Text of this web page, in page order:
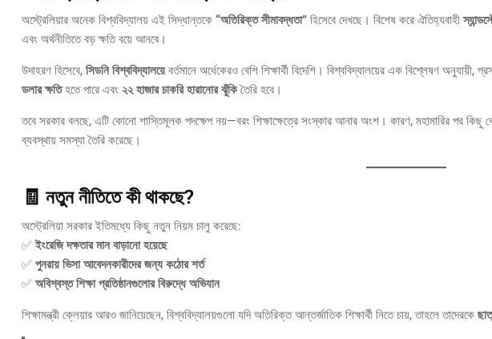
অস্ট্রেলিয়ার অনেক বিশ্ববিদ্যালয় এই সিদ্ধান্তকে “অতিরিক্ত সীমাবদ্ধতা” হিসেবে দেখছে। বিশেষ করে ঐতিহ্যবাহী
এবং অর্থনীতিতে বড় ক্ষতি বয়ে আনবে।
উদাহরণ হিসেবে, সিডনি বিশ্ববিদ্যালয়ে বর্তমানে অর্ধেকেরও বেশি শিক্ষার্থী বিদেশি। বিশ্ববিদ্যালয়ের এক বিশ্লেষণ অনুযায়ী,
ডলার ক্ষতিহতে পারে এবং ২২ হাজার চাকরি হারানোর ঝুঁকিতৈরি হবে।
তবে সরকার বলছে, এটি কোনো শাস্তিমূলক পদক্ষেপ নয়—বরং শিক্ষাক্ষেত্রে সংস্কার আনার অংশ। কারণ, মহামারির পর কিছু
ব্যবস্থায় সমস্যা তৈরি করেছে।
🧾 নতুন নীতিতে কী থাকছে?
অস্ট্রেলিয়া সরকার ইতিমধ্যে কিছু নতুন নিয়ম চালু করেছে:
✅ ইংরেজি দক্ষতার মান বাড়ানো হয়েছে
✅ পুনরায় ভিসা আবেদনকারীদের জন্য কঠোর শর্ত
✅ অবিশ্বস্ত শিক্ষা প্রতিষ্ঠানগুলোর বিরুদ্ধে অভিযান
শিক্ষামন্ত্রী ক্লেয়ার আরও জানিয়েছেন, বিশ্ববিদ্যালয়গুলো যদি অতিরিক্ত আন্তর্জাতিক শিক্ষার্থী নিতে চায়, তাহলে তাদেরকে